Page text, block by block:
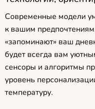
Современные модели
к вашим
«запоминают» ваш
будет всегда вам
сенсоры и алгоритмы
уровень
температуру.